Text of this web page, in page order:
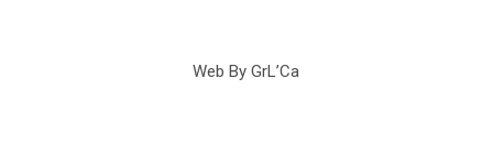
Web By GrL’Ca